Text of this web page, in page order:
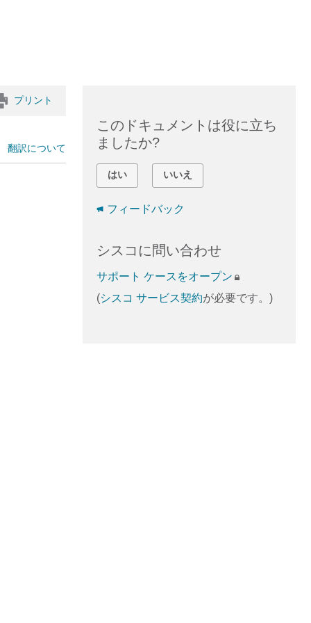
プリント
翻訳について
このドキュメントは役に立ち
ましたか?
はい いいえ
フィードバック
シスコに問い合わせ
サポート ケースをオープン
(シスコ サービス契約が必要です。)